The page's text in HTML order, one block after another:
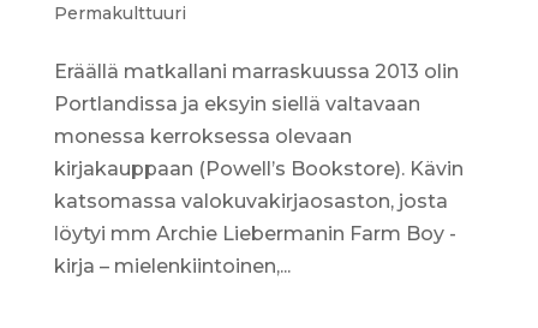
Permakulttuuri
Eräällä matkallani marraskuussa 2013 olin
Portlandissa ja eksyin siellä valtavaan
monessa kerroksessa olevaan
kirjakauppaan (Powell’s Bookstore). Kävin
katsomassa valokuvakirjaosaston, josta
löytyi mm Archie Liebermanin Farm Boy -
kirja – mielenkiintoinen,...